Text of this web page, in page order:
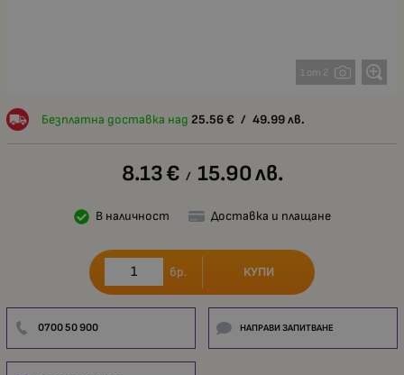
1 от 2
Безплатна доставка над 25.56 € / 49.99 лв.
8.13€ / 15.90лв.
В наличност Доставка и плащане
бр. КУПИ
0700 50 900 НАПРАВИ ЗАПИТВАНЕ